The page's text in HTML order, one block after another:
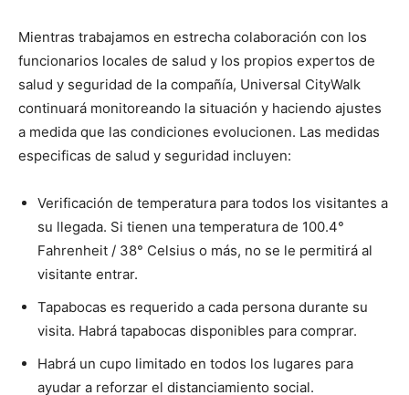
Mientras trabajamos en estrecha colaboración con los
funcionarios locales de salud y los propios expertos de
salud y seguridad de la compañía, Universal CityWalk
continuará monitoreando la situación y haciendo ajustes
a medida que las condiciones evolucionen. Las medidas
especificas de salud y seguridad incluyen:
Verificación de temperatura para todos los visitantes a
su llegada. Si tienen una temperatura de 100.4°
Fahrenheit / 38° Celsius o más, no se le permitirá al
visitante entrar.
Tapabocas es requerido a cada persona durante su
visita. Habrá tapabocas disponibles para comprar.
Habrá un cupo limitado en todos los lugares para
ayudar a reforzar el distanciamiento social.